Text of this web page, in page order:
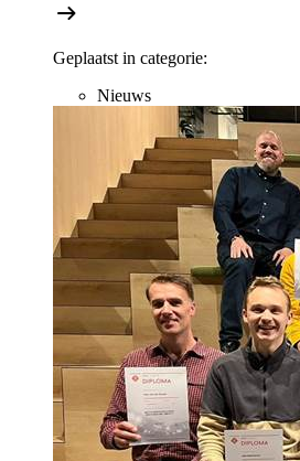
Geplaatst in categorie:
Nieuws